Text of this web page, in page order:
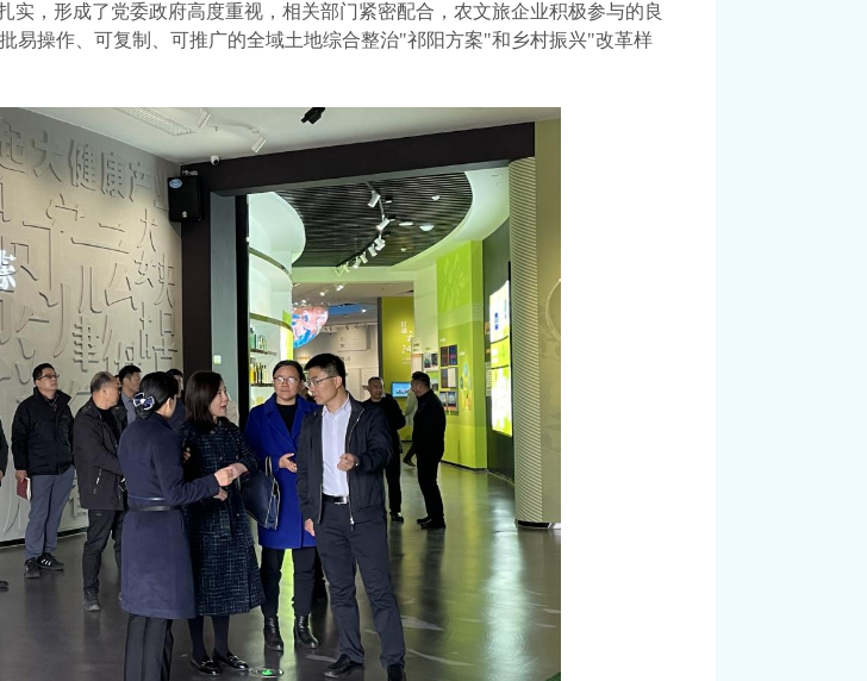
实，形成了党委政府高度重视，相关部门紧密配合，农文旅企业积极参与的良
易操作、 可复制、可推广的全域土地综合整治"祁阳方案"和乡村振兴"改革样